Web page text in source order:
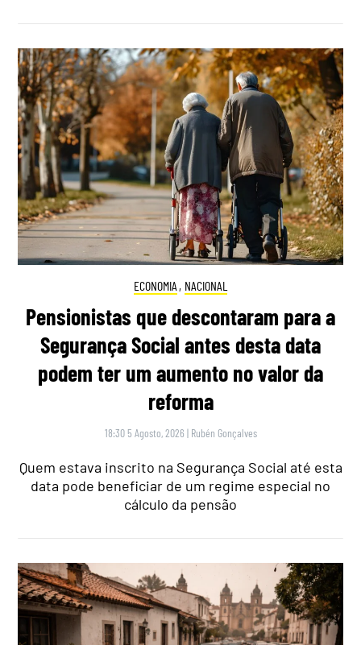
ECONOMIA , NACIONAL
Pensionistas que descontaram para a
Segurança Social antes desta data
podem ter um aumento no valor da
reforma
18:30 5 Agosto, 2026 | Rubén Gonçalves
Quem estava inscrito na Segurança Social até esta
data pode beneficiar de um regime especial no
cálculo da pensão